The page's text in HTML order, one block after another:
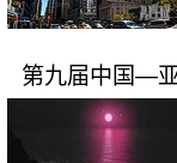
第九届中国—